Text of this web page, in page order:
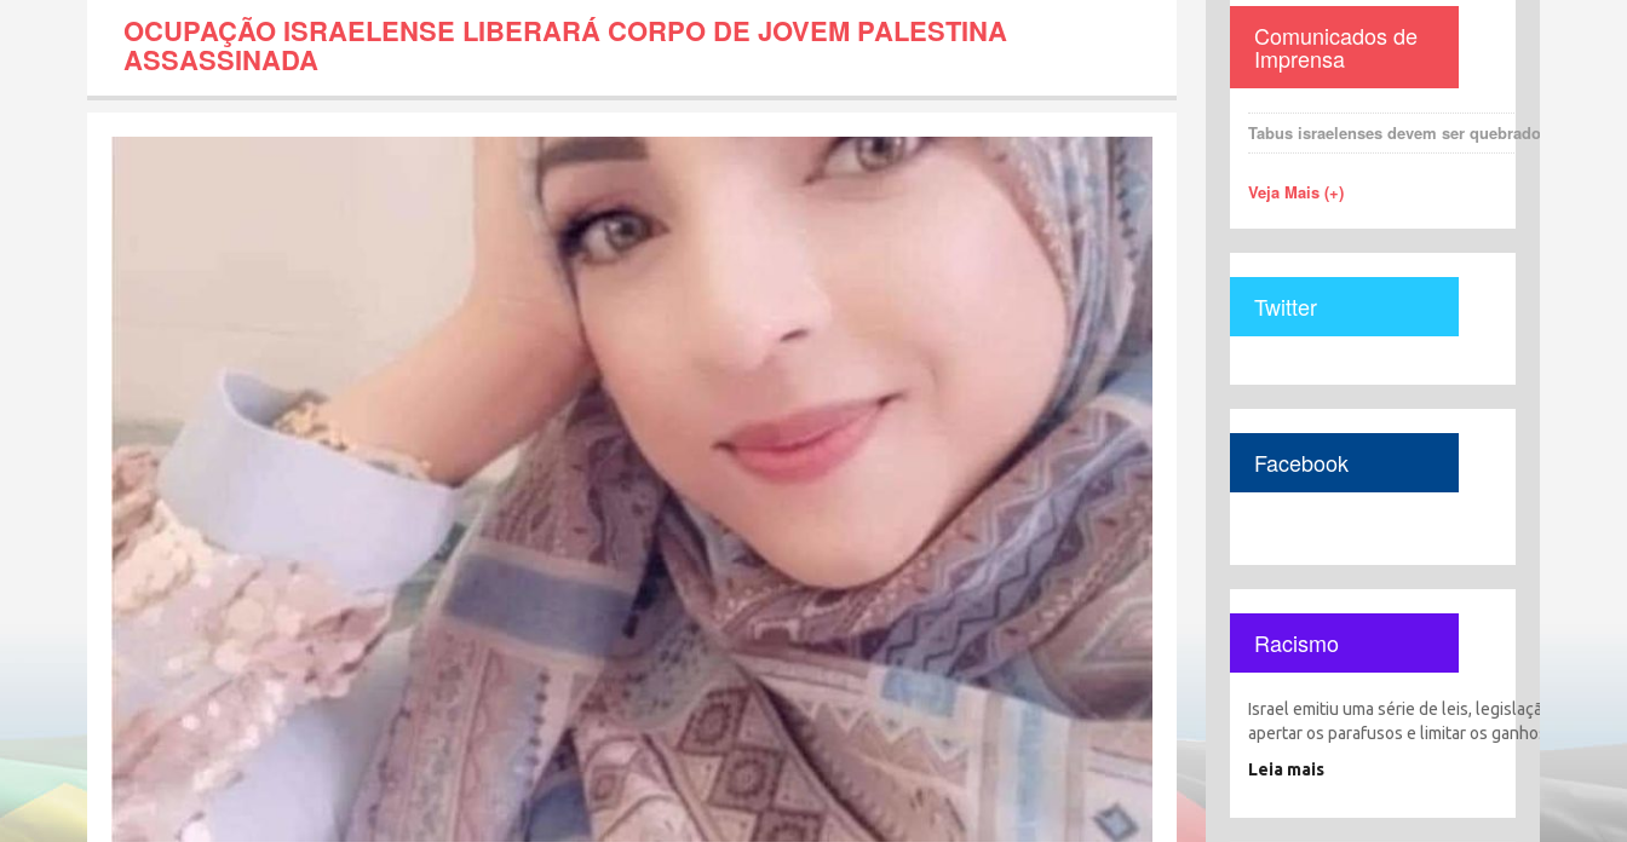
OCUPAÇÃO ISRAELENSE LIBERARÁ CORPO DE JOVEM PALESTINA
ASSASSINADA
Comunicados de
Imprensa
Tabus israelenses devem ser quebrados para
Veja Mais (+)
Twitter
Facebook
Racismo
Israel emitiu uma série de leis, legislação e
apertar os parafusos e limitar os ganhos,
Leia mais